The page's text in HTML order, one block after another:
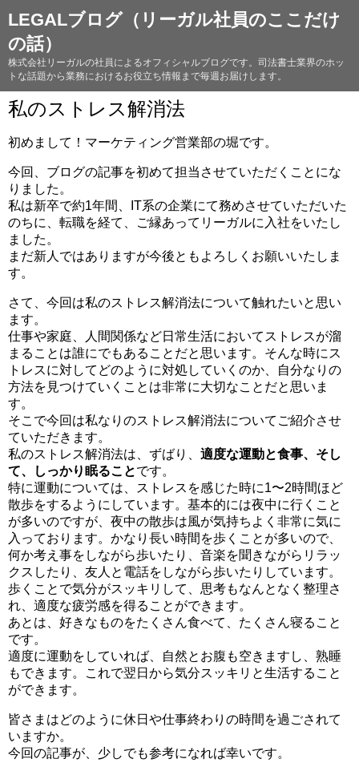
LEGALブログ（リーガル社員のここだけ
の話）
株式会社リーガルの社員によるオフィシャルブログです。司法書士業界のホッ
トな話題から業務におけるお役立ち情報まで毎週お届けします。
私のストレス解消法
初めまして！マーケティング営業部の堀です。
今回、ブログの記事を初めて担当させていただくことにな
りました。
私は新卒で約1年間、IT系の企業にて務めさせていただいた
のちに、転職を経て、ご縁あってリーガルに入社をいたし
ました。
まだ新人ではありますが今後ともよろしくお願いいたしま
す。
さて、今回は私のストレス解消法について触れたいと思い
ます。
仕事や家庭、人間関係など日常生活においてストレスが溜
まることは誰にでもあることだと思います。そんな時にス
トレスに対してどのように対処していくのか、自分なりの
方法を見つけていくことは非常に大切なことだと思いま
す。
そこで今回は私なりのストレス解消法についてご紹介させ
ていただきます。
私のストレス解消法は、ずばり、 適度な運動と食事、そし
て、しっかり眠ることです。
特に運動については、ストレスを感じた時に1〜2時間ほど
散歩をするようにしています。基本的には夜中に行くこと
が多いのですが、夜中の散歩は風が気持ちよく非常に気に
入っております。かなり長い時間を歩くことが多いので、
何か考え事をしながら歩いたり、音楽を聞きながらリラッ
クスしたり、友人と電話をしながら歩いたりしています。
歩くことで気分がスッキリして、思考もなんとなく整理さ
れ、適度な疲労感を得ることができます。
あとは、好きなものをたくさん食べて、たくさん寝ること
です。
適度に運動をしていれば、自然とお腹も空きますし、熟睡
もできます。これで翌日から気分スッキリと生活すること
ができます。
皆さまはどのように休日や仕事終わりの時間を過ごされて
いますか。
今回の記事が、少しでも参考になれば幸いです。